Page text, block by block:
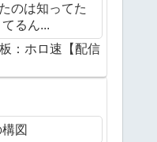
のは知ってた
るん...
：ホロ速【配信
図